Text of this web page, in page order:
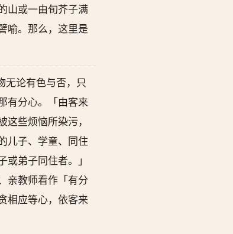
山或一由旬芥子满
喻。那么，这里是
无论有色与否，只
有分心。「由客来
些烦恼所染污，
儿子、学童、同住
弟子同住者。」
亲教师看作「有分
相应等心，依客来